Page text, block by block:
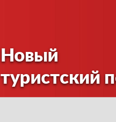
Новый
туристский